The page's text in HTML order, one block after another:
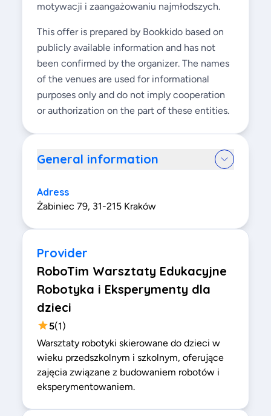
motywacji i zaangażowaniu najmłodszych.
This offer is prepared by Bookkido based on
publicly available information and has not
been confirmed by the organizer. The names
of the venues are used for informational
purposes only and do not imply cooperation
or authorization on the part of these entities.
General information
Adress
Żabiniec 79, 31-215 Kraków
Provider
RoboTim Warsztaty Edukacyjne
Robotyka i Eksperymenty dla
dzieci
5(1)
Warsztaty robotyki skierowane do dzieci w
wieku przedszkolnym i szkolnym, oferujące
zajęcia związane z budowaniem robotów i
eksperymentowaniem.